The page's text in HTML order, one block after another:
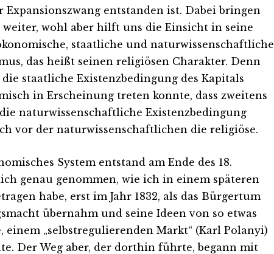
entstanden ist. Dabei bringen
wohl aber hilft uns die Einsicht in seine
staatliche und naturwissenschaftliche
das heißt seinen religiösen Charakter. Denn
die staatliche Existenzbedingung des Kapitals
in Erscheinung treten konnte, dass zweitens
naturwissenschaftliche Existenzbedingung
vor der naturwissenschaftlichen die religiöse.
System entstand am Ende des 18.
genau genommen, wie ich in einem späteren
habe, erst im Jahr 1832, als das Bürgertum
übernahm und seine Ideen von so etwas
„selbstregulierenden Markt“ (Karl Polanyi)
Der Weg aber, der dorthin führte, begann mit